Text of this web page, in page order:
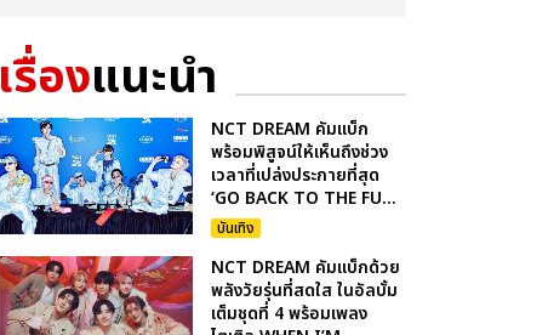
เรื่องแนะนำ
NCT DREAM คัมแบ็ก
พร้อมพิสูจน์ให้เห็นถึงช่วง
เวลาที่เปล่งประกายที่สุด
‘GO BACK TO THE FU...
บันเทิง
NCT DREAM คัมแบ็กด้วย
พลังวัยรุ่นที่สดใส ในอัลบั้ม
เต็มชุดที่ 4 พร้อมเพลง